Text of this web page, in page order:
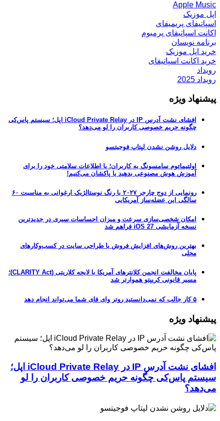
Apple Music
اپل موزیک
اسپاتیفای پریمیفای
اکانت اسپاتیفای پرمیوم
برنامه نویسان
خرید اپل موزیک
خرید اکانت اسپاتیفای
رویداد
رویداد 2025
پیشنهاد ویژه
افشای نشت آدرس IP در iCloud Private Relay اپل؛ سیستم پاس‌کی
چگونه حریم خصوصی کاربران را لو می‌دهد؟
دلایل روشن نشدن لپتاپ فوجیتسو
اولتیماتوم سامسونگ به کاربران؛ یا اطلاعات سلامتی خود را برای
آموزش هوش مصنوعی بدهید یا پاکشان می‌کنیم!
رونمایی از دوج چارجر ۲۰۲۷ با رنگ نوستالژیک ارغوانی به مناسبت ۶۰
سالگی این عضله‌ساز آمریکایی
امکان شخصی‌سازی سرعت و میزان احساسات سیری در جدیدترین
نسخه آزمایشی iOS 27 فراهم شد
بهترین روش‌های افزایش فروش با طراحی سایت در کسب‌وکارهای
محلی
پایان مخالفت انجمن کلانترهای آمریکا با لایحه کلاریتی (CLARITY Act)؛
مسیر قانونی کریپتو هموارتر شد
۵ کار جالب که نمی‌دانستید روتر وای فای شما می‌تواند انجام دهد
پیشنهاد ویژه
افشای نشت آدرس IP در iCloud Private Relay اپل؛
سیستم پاس‌کی چگونه حریم خصوصی کاربران را لو
می‌دهد؟